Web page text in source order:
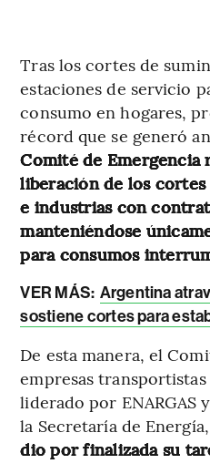
Tras los cortes de
estaciones de servicio
consumo en hogares,
récord que se generó
Comité de Emergencia
liberación de los cortes
e industrias con
manteniéndose
para consumos
VER MÁS: Argentina
sostiene cortes para
De esta manera, el
empresas
liderado por
la Secretaría de
dio por finalizada su